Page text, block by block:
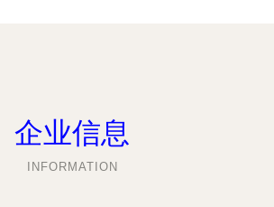
企业信息
INFORMATION